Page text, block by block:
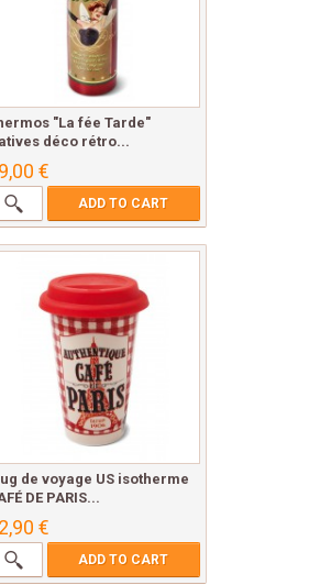
"La fée Tarde"
déco rétro...
€
ADD TO CART
de voyage US isotherme
DE PARIS...
€
ADD TO CART